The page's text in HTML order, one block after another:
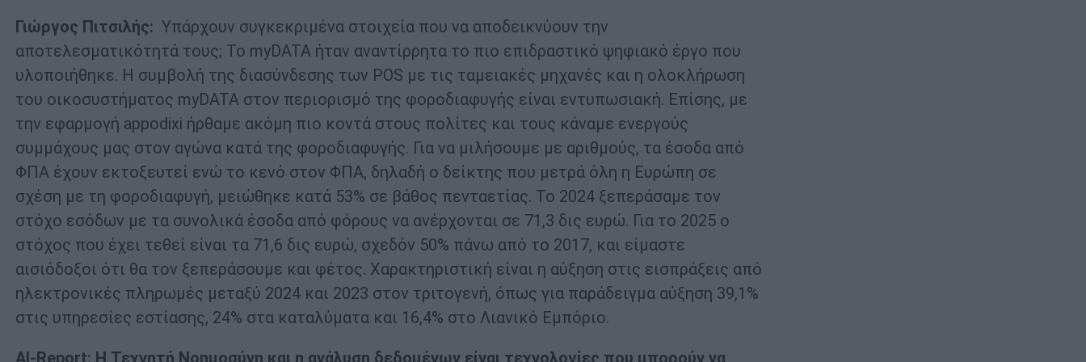
Γιώργος Πιτσιλής: Υπάρχουν συγκεκριμένα στοιχεία που να αποδεικνύουν την
αποτελεσματικότητά τους; Το myDATA ήταν αναντίρρητα το πιο επιδραστικό ψηφιακό έργο που
υλοποιήθηκε. Η συμβολή της διασύνδεσης των POS με τις ταμειακές μηχανές και η ολοκλήρωση
του οικοσυστήματος myDATA στον περιορισμό της φοροδιαφυγής είναι εντυπωσιακή. Επίσης, με
την εφαρμογή appodixi ήρθαμε ακόμη πιο κοντά στους πολίτες και τους κάναμε ενεργούς
συμμάχους μας στον αγώνα κατά της φοροδιαφυγής. Για να μιλήσουμε με αριθμούς, τα έσοδα από
ΦΠΑ έχουν εκτοξευτεί ενώ το κενό στον ΦΠΑ, δηλαδή ο δείκτης που μετρά όλη η Ευρώπη σε
σχέση με τη φοροδιαφυγή, μειώθηκε κατά 53% σε βάθος πενταετίας. Το 2024 ξεπεράσαμε τον
στόχο εσόδων με τα συνολικά έσοδα από φόρους να ανέρχονται σε 71,3 δις ευρώ. Για το 2025 ο
στόχος που έχει τεθεί είναι τα 71,6 δις ευρώ, σχεδόν 50% πάνω από το 2017, και είμαστε
αισιόδοξοι ότι θα τον ξεπεράσουμε και φέτος. Χαρακτηριστική είναι η αύξηση στις εισπράξεις από
ηλεκτρονικές πληρωμές μεταξύ 2024 και 2023 στον τριτογενή, όπως για παράδειγμα αύξηση 39,1%
στις υπηρεσίες εστίασης, 24% στα καταλύματα και 16,4% στο Λιανικό Εμπόριο.